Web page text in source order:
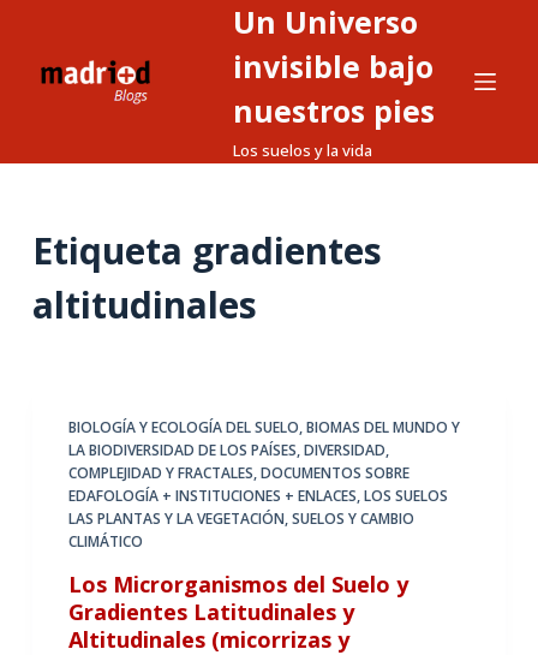
o
Un Universo
invisible bajo
nuestros pies
Los suelos y la vida
Etiqueta gradientes
altitudinales
BIOLOGÍA Y ECOLOGÍA DEL SUELO,BIOMAS DEL MUNDO Y
LA BIODIVERSIDAD DE LOS PAÍSES,DIVERSIDAD,
COMPLEJIDAD Y FRACTALES,DOCUMENTOS SOBRE
EDAFOLOGÍA + INSTITUCIONES + ENLACES,LOS SUELOS
LAS PLANTAS Y LA VEGETACIÓN,SUELOS Y CAMBIO
CLIMÁTICO
Los Microrganismos del Suelo y
Gradientes Latitudinales y
Altitudinales (micorrizas y